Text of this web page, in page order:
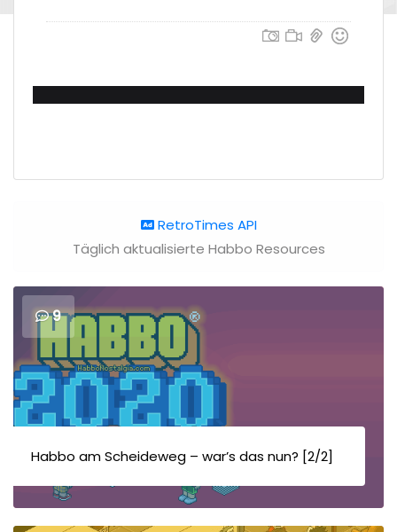
RetroTimes API
Täglich aktualisierte Habbo Resources
9
Habbo am Scheideweg – war’s das nun? [2/2]